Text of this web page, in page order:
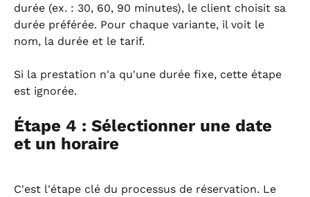
durée (ex. : 30, 60, 90 minutes), le client choisit sa
durée préférée. Pour chaque variante, il voit le
nom, la durée et le tarif.
Si la prestation n'a qu'une durée fixe, cette étape
est ignorée.
Étape 4 : Sélectionner une date
et un horaire
C'est l'étape clé du processus de réservation. Le